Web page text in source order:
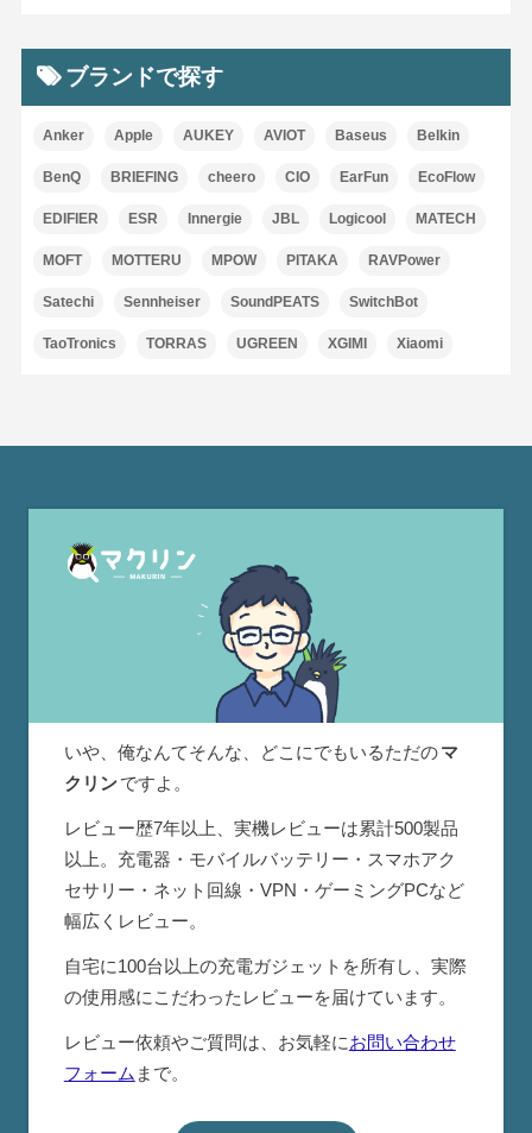
ブランドで探す
Anker Apple AUKEY AVIOT Baseus Belkin
BenQ BRIEFING cheero CIO EarFun EcoFlow
EDIFIER ESR Innergie JBL Logicool MATECH
MOFT MOTTERU MPOW PITAKA RAVPower
Satechi Sennheiser SoundPEATS SwitchBot
TaoTronics TORRAS UGREEN XGIMI Xiaomi
いや、俺なんてそんな、どこにでもいるただの マ
クリン ですよ。
レビュー歴7年以上、実機レビューは累計500製品
以上。充電器・モバイルバッテリー・スマホアク
セサリー・ネット回線・VPN・ゲーミングPCなど
幅広くレビュー。
自宅に100台以上の充電ガジェットを所有し、実際
の使用感にこだわったレビューを届けています。
レビュー依頼やご質問は、お気軽にお問い合わせ
フォーム まで。